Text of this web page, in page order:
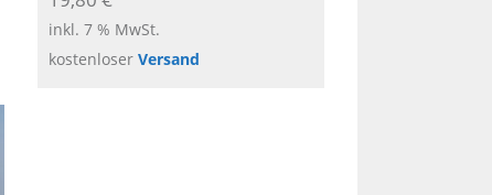
inkl. 7 % MwSt.
kostenloser Versand